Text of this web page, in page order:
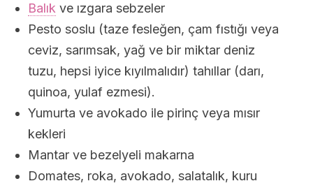
Balık ve ızgara sebzeler
Pesto soslu (taze fesleğen, çam fıstığı veya
ceviz, sarımsak, yağ ve bir miktar deniz
tuzu, hepsi iyice kıyılmalıdır) tahıllar (darı,
quinoa, yulaf ezmesi).
Yumurta ve avokado ile pirinç veya mısır
kekleri
Mantar ve bezelyeli makarna
Domates, roka, avokado, salatalık, kuru